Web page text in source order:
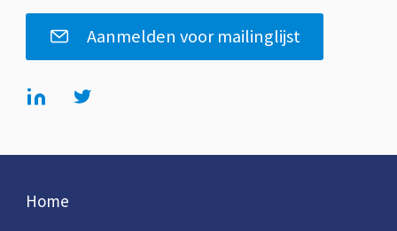
Aanmelden voor mailinglijst
Home